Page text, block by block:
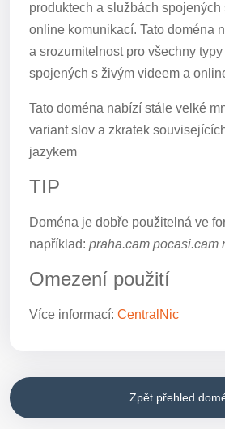
produktech a službách spojených
online komunikací. Tato doména
a srozumitelnost pro všechny
spojených s živým videem a
Tato doména nabízí stále velké
variant slov a zkratek
jazykem
TIP
Doména je dobře použitelná ve
například: praha.cam pocasi.cam
Omezení použití
Více informací: CentralNic
Zpět přehled